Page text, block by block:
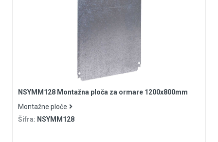
NSYMM128 Montažna ploča za ormare 1200x800mm
Montažne ploče
Šifra: NSYMM128